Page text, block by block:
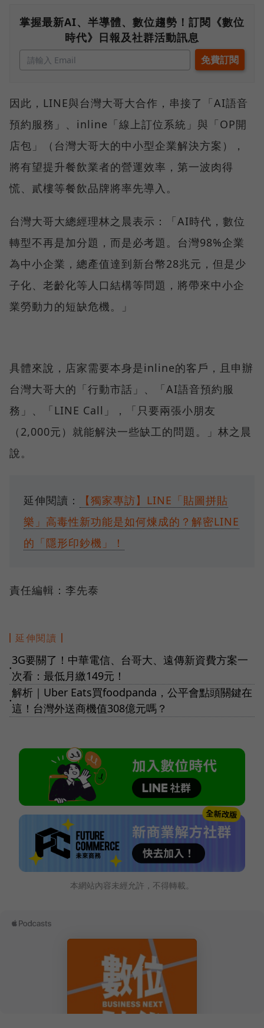
掌握最新AI、半導體、數位趨勢！訂閱《數位
時代》日報及社群活動訊息
因此，LINE與台灣大哥大合作，串接了「AI語音
預約服務」、inline「線上訂位系統」與「OP開
店包」（台灣大哥大的中小型企業解決方案），
將有望提升餐飲業者的營運效率，第一波肉得
慌、貳樓等餐飲品牌將率先導入。
台灣大哥大總經理林之晨表示：「AI時代，數位
轉型不再是加分題，而是必考題。台灣98%企業
為中小企業，總產值達到新台幣28兆元，但是少
子化、老齡化等人口結構等問題，將帶來中小企
業勞動力的短缺危機。」
具體來說，店家需要本身是inline的客戶，且申辦
台灣大哥大的「行動市話」、「AI語音預約服
務」、「LINE Call」，「只要兩張小朋友
（2,000元）就能解決一些缺工的問題。」林之晨
說。
延伸閱讀：
【獨家專訪】LINE「貼圖拼貼
樂」高毒性新功能是如何煉成的？解密LINE
的「隱形印鈔機」！
責任編輯：李先泰
延伸閱讀
●
3G要關了！中華電信、台哥大、遠傳新資費方案一
次看：最低月繳149元！
●
解析｜Uber Eats買foodpanda，公平會點頭關鍵在
這！台灣外送商機值308億元嗎？
本網站內容未經允許，不得轉載。